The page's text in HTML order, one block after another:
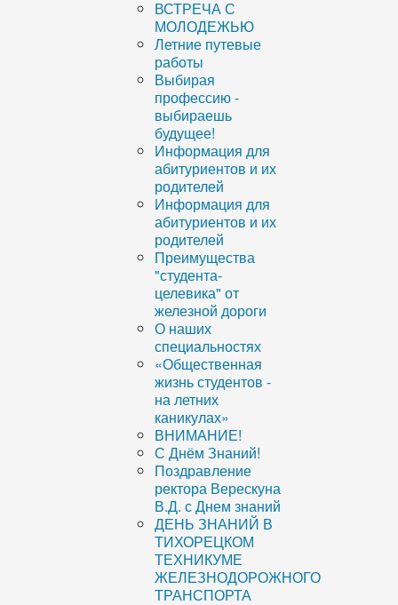
ВСТРЕЧА С
МОЛОДЕЖЬЮ
Летние путевые
работы
Выбирая
профессию -
выбираешь
будущее!
Информация для
абитуриентов и их
родителей
Информация для
абитуриентов и их
родителей
Преимущества
"студента-
целевика" от
железной дороги
О наших
специальностях
«Общественная
жизнь студентов -
на летних
каникулах»
ВНИМАНИЕ!
С Днём Знаний!
Поздравление
ректора Верескуна
В.Д. с Днем знаний
ДЕНЬ ЗНАНИЙ В
ТИХОРЕЦКОМ
ТЕХНИКУМЕ
ЖЕЛЕЗНОДОРОЖНОГО
ТРАНСПОРТА